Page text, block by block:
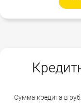
Сумма кредита в